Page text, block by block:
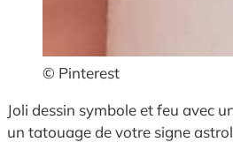
© Pinterest
Joli dessin symbole et feu avec
un tatouage de votre signe